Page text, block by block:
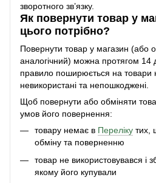
зворотного зв’язку.
Як повернути товар у
цього потрібно?
Повернути товар у магазин (або
аналогічний) можна протягом 14
правило поширюється на товари
невикористані та непошкоджені.
Щоб повернути або обміняти
умов його повернення:
товару немає в Переліку тих,
обміну та поверненню
товар не використовувався і
якому його купували